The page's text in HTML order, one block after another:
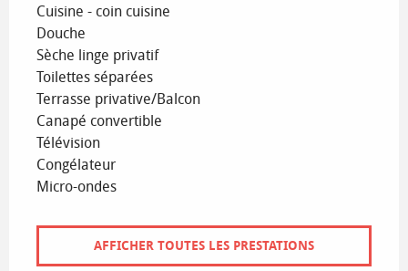
Cuisine - coin cuisine
Douche
Sèche linge privatif
Toilettes séparées
Terrasse privative/Balcon
Canapé convertible
Télévision
Congélateur
Micro-ondes
AFFICHER TOUTES LES PRESTATIONS